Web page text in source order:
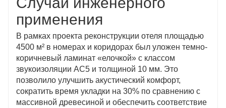
применения
В рамках проекта реконструкции отеля площадью
4500 м² в номерах и коридорах был уложен темно-
коричневый ламинат «елочкой» с классом
звукоизоляции AC5 и толщиной 10 мм. Это
позволило улучшить акустический комфорт,
сократить время укладки на 30% по сравнению с
массивной древесиной и обеспечить соответствие